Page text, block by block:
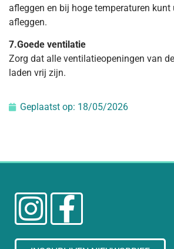
afleggen en bij hoge temperaturen
afleggen.
7.Goede ventilatie
Zorg dat alle ventilatieopeningen van
laden vrij zijn.
Geplaatst op: 18/05/2026